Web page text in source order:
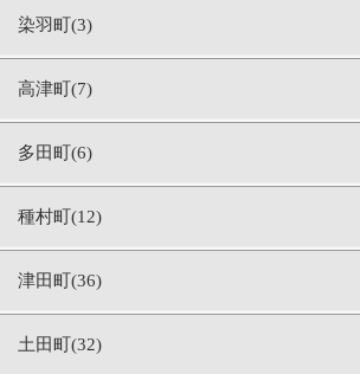
染羽町(3)
高津町(7)
多田町(6)
種村町(12)
津田町(36)
土田町(32)